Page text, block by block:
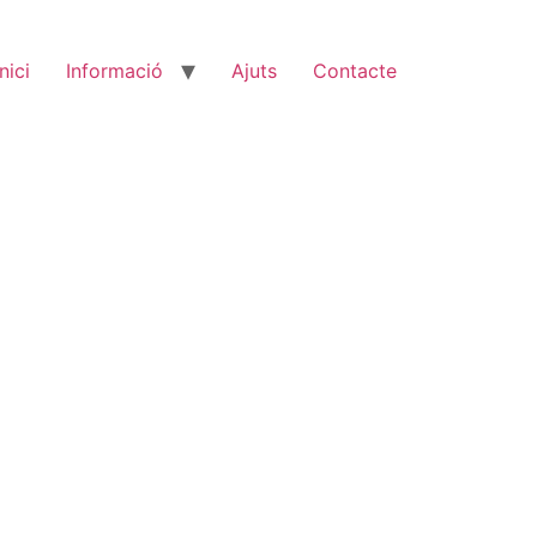
Informació Ajuts Contacte